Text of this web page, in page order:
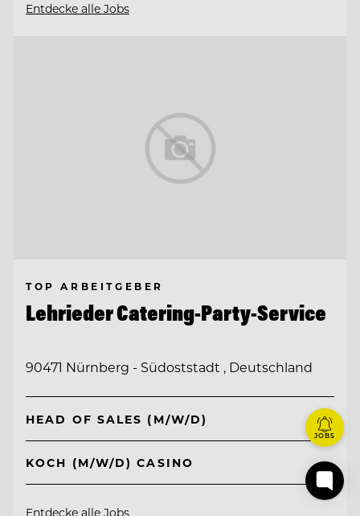
Entdecke alle Jobs
TOP ARBEITGEBER
Lehrieder Catering-Party-Service
90471 Nürnberg - Südoststadt , Deutschland
HEAD OF SALES (M/W/D)
KOCH (M/W/D) CASINO
Entdecke alle Jobs
JOBS